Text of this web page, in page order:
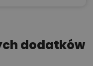
dodatków